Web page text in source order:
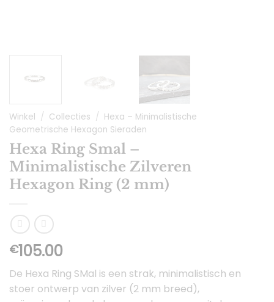
Winkel / Collecties / Hexa – Minimalistische
Geometrische Hexagon Sieraden
Hexa Ring Smal –
Minimalistische Zilveren
Hexagon Ring (2 mm)
€105.00
De Hexa Ring SMal is een strak, minimalistisch en
stoer ontwerp van zilver (2 mm breed),